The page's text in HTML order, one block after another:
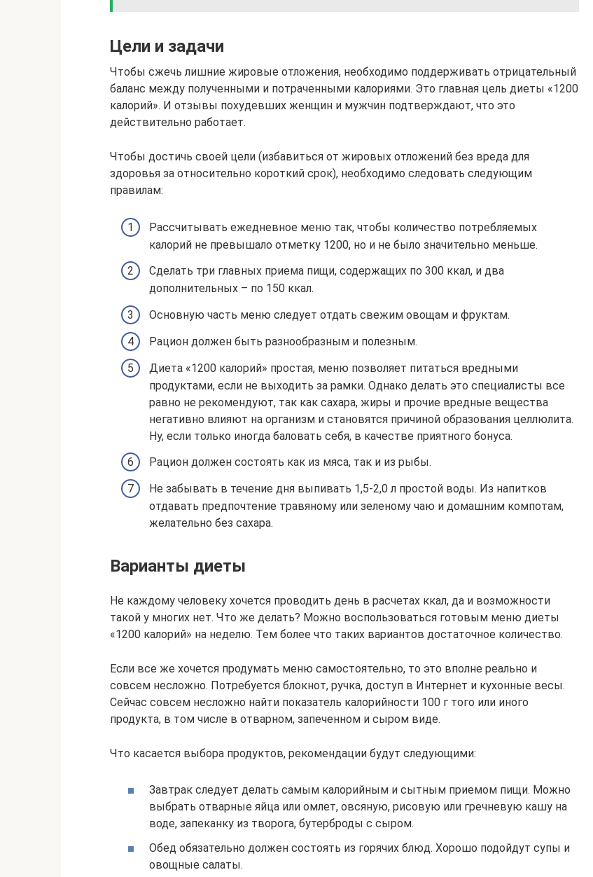
Цели и задачи
Чтобы сжечь лишние жировые отложения, необходимо поддерживать отрицательный
баланс между полученными и потраченными калориями. Это главная цель диеты «1200
калорий». И отзывы похудевших женщин и мужчин подтверждают, что это
действительно работает.
Чтобы достичь своей цели (избавиться от жировых отложений без вреда для
здоровья за относительно короткий срок), необходимо следовать следующим
правилам:
Рассчитывать ежедневное меню так, чтобы количество потребляемых
калорий не превышало отметку 1200, но и не было значительно меньше.
Сделать три главных приема пищи, содержащих по 300 ккал, и два
дополнительных – по 150 ккал.
Основную часть меню следует отдать свежим овощам и фруктам.
Рацион должен быть разнообразным и полезным.
Диета «1200 калорий» простая, меню позволяет питаться вредными
продуктами, если не выходить за рамки. Однако делать это специалисты все
равно не рекомендуют, так как сахара, жиры и прочие вредные вещества
негативно влияют на организм и становятся причиной образования целлюлита.
Ну, если только иногда баловать себя, в качестве приятного бонуса.
Рацион должен состоять как из мяса, так и из рыбы.
Не забывать в течение дня выпивать 1,5-2,0 л простой воды. Из напитков
отдавать предпочтение травяному или зеленому чаю и домашним компотам,
желательно без сахара.
Варианты диеты
Не каждому человеку хочется проводить день в расчетах ккал, да и возможности
такой у многих нет. Что же делать? Можно воспользоваться готовым меню диеты
«1200 калорий» на неделю. Тем более что таких вариантов достаточное количество.
Если все же хочется продумать меню самостоятельно, то это вполне реально и
совсем несложно. Потребуется блокнот, ручка, доступ в Интернет и кухонные весы.
Сейчас совсем несложно найти показатель калорийности 100 г того или иного
продукта, в том числе в отварном, запеченном и сыром виде.
Что касается выбора продуктов, рекомендации будут следующими:
Завтрак следует делать самым калорийным и сытным приемом пищи. Можно
выбрать отварные яйца или омлет, овсяную, рисовую или гречневую кашу на
воде, запеканку из творога, бутерброды с сыром.
Обед обязательно должен состоять из горячих блюд. Хорошо подойдут супы и
овощные салаты.